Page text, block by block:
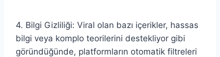
4. Bilgi Gizliliği: Viral olan bazı içerikler, hassas
bilgi veya komplo teorilerini destekliyor gibi
göründüğünde, platformların otomatik filtreleri